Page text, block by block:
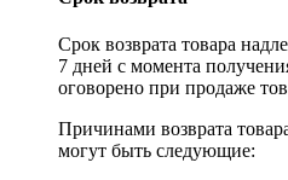
Срок возврата товара
7 дней с момента
оговорено при продаже
Причинами возврата
могут быть следующие: